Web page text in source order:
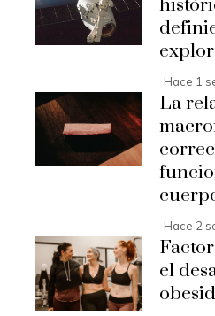
Hace 1
La
Hace 2
el